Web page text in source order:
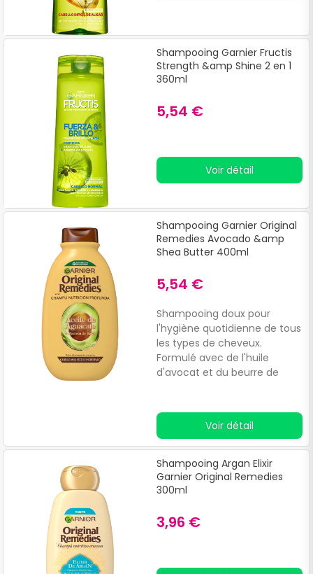
Shampooing Garnier Fructis
Strength &amp Shine 2 en 1
360ml
5,54 €
Voir détail
Shampooing Garnier Original
Remedies Avocado &amp
Shea Butter 400ml
5,54 €
Shampooing doux pour
l'hygiène quotidienne de tous
les types de cheveux.
Formulé avec de l'huile
d'avocat et du beurre de
capillaire. Testé
dermatologiquement.
Voir détail
Shampooing Argan Elixir
Garnier Original Remedies
300ml
3,96 €